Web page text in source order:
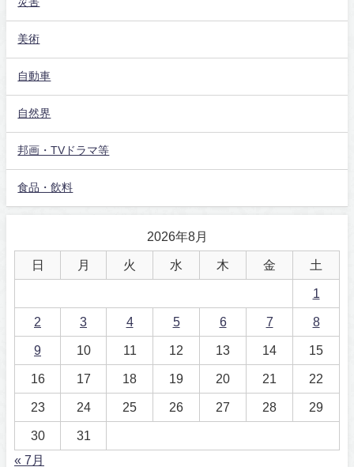
美術
自動車
自然界
邦画・TVドラマ等
食品・飲料
2026年8月
日 月 火 水 木 金 土
1
2 3 4 5 6 7 8
9 10 11 12 13 14 15
16 17 18 19 20 21 22
23 24 25 26 27 28 29
30
31
« 7月